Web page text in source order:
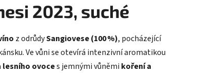
2023, suché
z odrůdySangiovese (100 %), pocházející
Ve vůni se otevírá intenzivní aromatikou
lesního ovoces jemnými vůněmi koření a